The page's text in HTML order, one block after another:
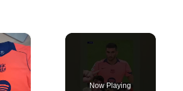
×
Now Playing